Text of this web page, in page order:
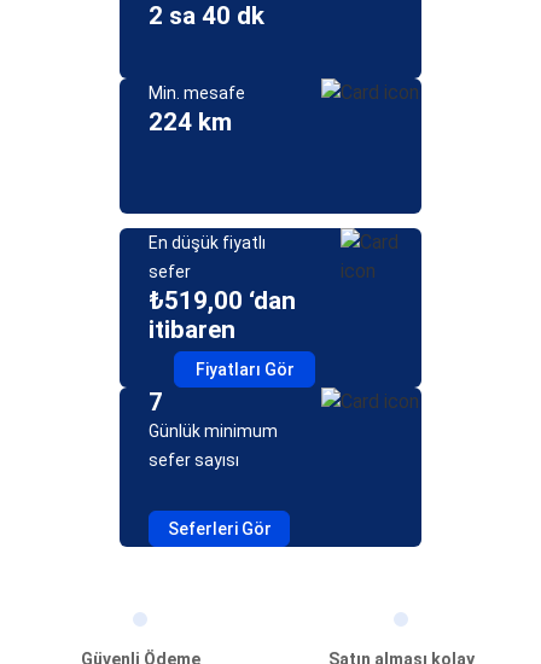
2 sa 40 dk
Min. mesafe
224 km
En düşük fiyatlı
sefer
₺519,00 ‘dan
itibaren
Fiyatları Gör
7
Günlük minimum
sefer sayısı
Seferleri Gör
Güvenli Ödeme
Satın alması kolay